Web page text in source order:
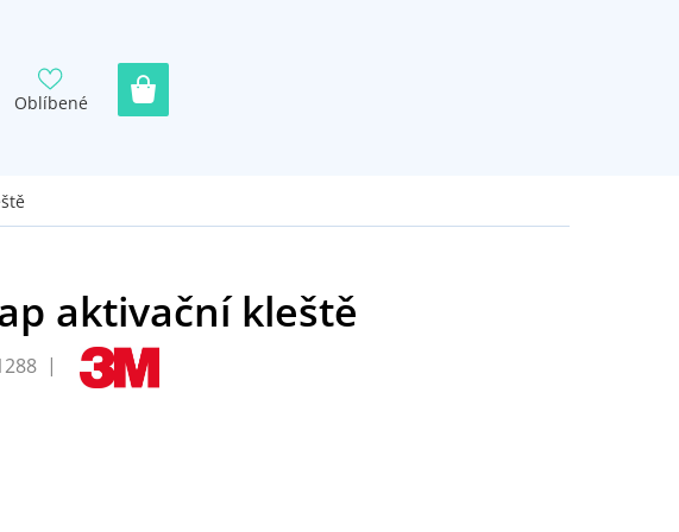
Oblíbené